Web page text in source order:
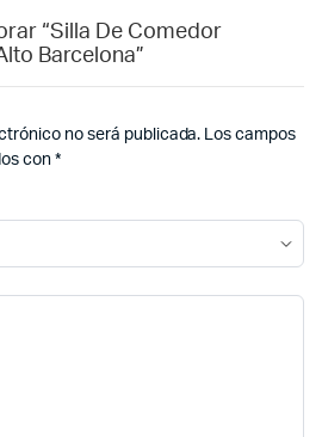
“Silla De Comedor
Barcelona”
no será publicada. Los campos
con*